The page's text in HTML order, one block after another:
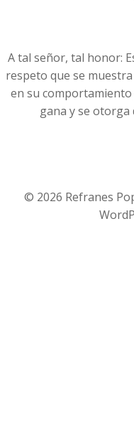
A tal señor, tal honor:
respeto que se
en su
gana y se otorga
© 2026 Refranes